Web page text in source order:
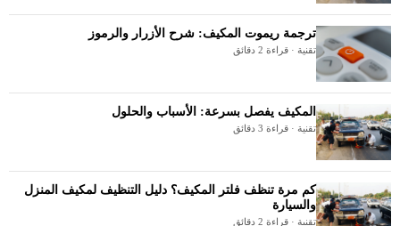
ترجمة ريموت المكيف: شرح الأزرار والرموز
تقنية · قراءة 2 دقائق
المكيف يفصل بسرعة: الأسباب والحلول
تقنية · قراءة 3 دقائق
كم مرة تنظف فلتر المكيف؟ دليل التنظيف لمكيف المنزل
والسيارة
تقنية · قراءة 2 دقائق